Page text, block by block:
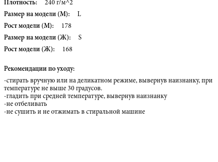
Плотность:
240 г/м^2
Размер на модели (М):
L
Рост модели (М):
178
Размер на модели (Ж):
S
Рост модели (Ж):
168
Рекомендации по уходу:
-стирать вручную или на деликатном режиме, вывернув наизнанку, при
температуре не выше 30 градусов.
-гладить при средней температуре, вывернув наизнанку
-не отбеливать
-не сушить и не отжимать в стиральной машине